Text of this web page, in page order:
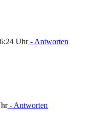
Uhr- Antworten
- Antworten